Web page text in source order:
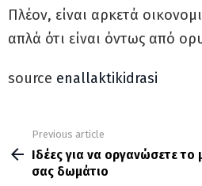
Πλέον, είναι αρκετά
απλά ότι είναι όντως από
source enallaktikidrasi
more
Previous article
Ιδέες για να οργανώσετε το
σας δωμάτιο